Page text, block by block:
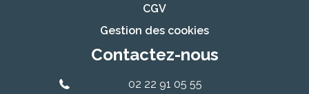
CGV
Gestion des cookies
Contactez-nous
02 22 91 05 55